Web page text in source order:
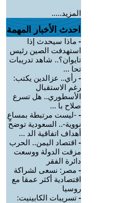
المزيد.....
احدث الأخبار المهمة
- ماذا سيحدث إذا
استهدفت الصين رئيس
تايوان؟.. شاهد تدريبات
تحا ...
- رأي.. عزالدين يكتب:
رغم الاستقبال
الأسطوري.. هل تسرع
صلاح با ...
- -ليست مرتبطة بمساعٍ
نووية-.. السعودية توضح
أهداف اتفاقية الد ...
- اقتصاد اليمن.. الحرب
مزقت الدولة ووسعت
دائرة الفقر
- مصر: نسعى لشراكة
اقتصادية أكثر عمقا مع
روسيا
- تسريبات الكابينيت: